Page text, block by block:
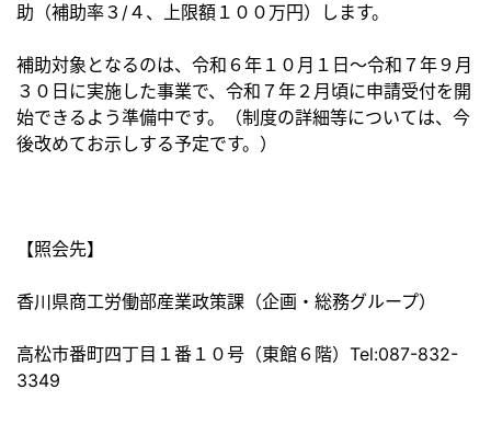
助（補助率３/４、上限額１００万円）します。
補助対象となるのは、令和６年１０月１日～令和７年９月
３０日に実施した事業で、令和７年２月頃に申請受付を開
始できるよう準備中です。（制度の詳細等については、今
後改めてお示しする予定です。）
【照会先】
香川県商工労働部産業政策課（企画・総務グループ）
高松市番町四丁目１番１０号（東館６階）Tel:087-832-
3349